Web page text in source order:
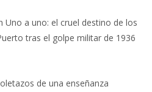
Uno a uno: el cruel destino de los
tras el golpe militar de 1936
de una enseñanza